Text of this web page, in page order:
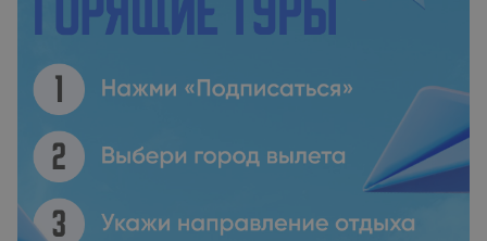
частная парковка.Парам особенно нравится расположение
— они оценили проживание в этом районе вдвоем на
помощью © OpenStreetMap